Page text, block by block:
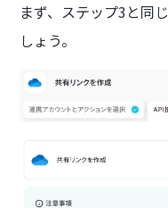
まず、ステップ3と同じ
しょう。